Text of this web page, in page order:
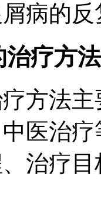
病的反
治疗方法
方法
医治
治疗